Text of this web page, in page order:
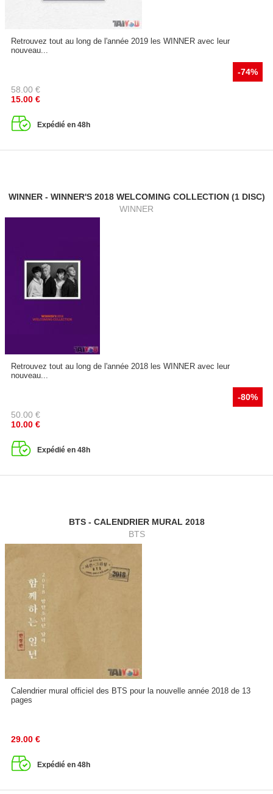
Retrouvez tout au long de l'année 2019 les WINNER avec leur
nouveau...
-74%
58.00 €
15.00 €
Expédié en 48h
WINNER - WINNER'S 2018 WELCOMING COLLECTION (1 DISC)
WINNER
Retrouvez tout au long de l'année 2018 les WINNER avec leur
nouveau...
-80%
50.00 €
10.00 €
Expédié en 48h
BTS - CALENDRIER MURAL 2018
BTS
Calendrier mural officiel des BTS pour la nouvelle année 2018 de 13
pages
29.00 €
Expédié en 48h